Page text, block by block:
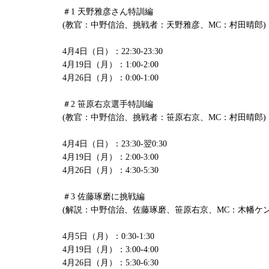
＃1 天野雅彦さん特訓編
(教官：中野信治、挑戦者：天野雅彦、MC：村田晴郎)
4月4日（日）：22:30-23:30
4月19日（月）：1:00-2:00
4月26日（月）：0:00-1:00
＃2 笹原右京選手特訓編
(教官：中野信治、挑戦者：笹原右京、MC：村田晴郎)
4月4日（日）：23:30-翌0:30
4月19日（月）：2:00-3:00
4月26日（月）：4:30-5:30
＃3 佐藤琢磨に挑戦編
(解説：中野信治、佐藤琢磨、笹原右京、MC：木幡ケ
4月5日（月）：0:30-1:30
4月19日（月）：3:00-4:00
4月26日（月）：5:30-6:30